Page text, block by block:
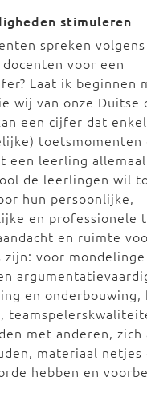
stimuleren
spreken
voor een
Laat ik beginnen
wij van onze Duitse
een cijfer dat
toetsmomenten
een leerling
de leerlingen wil
hun persoonlijke,
en professionele
en ruimte
zijn: voor mondelinge
en onderbouwing,
met anderen, zich
materiaal netjes
hebben en